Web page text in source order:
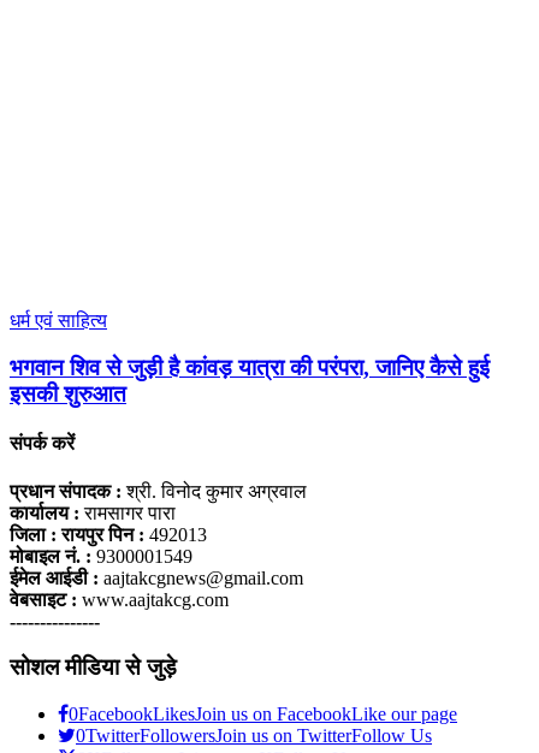
धर्म एवं साहित्य
भगवान शिव से जुड़ी है कांवड़ यात्रा की परंपरा, जानिए कैसे हुई
इसकी शुरुआत
संपर्क करें
प्रधान संपादक :श्री. विनोद कुमार अग्रवाल
कार्यालय :रामसागर पारा
जिला : रायपुर पिन : 492013
मोबाइल नं. : 9300001549
ईमेल आईडी : aajtakcgnews@gmail.com
वेबसाइट : www.aajtakcg.com
---------------
सोशल मीडिया से जुड़े
0FacebookLikesJoin us on FacebookLike our page
0TwitterFollowersJoin us on TwitterFollow Us